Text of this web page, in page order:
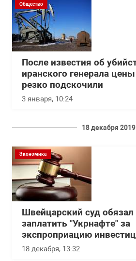
Общество
После известия об
иранского генерала
резко подскочили
3 января, 10:24
18 декабря 2019
Экономика
Швейцарский суд
заплатить "Укрнафте" за
экспроприацию
18 декабря, 13:32